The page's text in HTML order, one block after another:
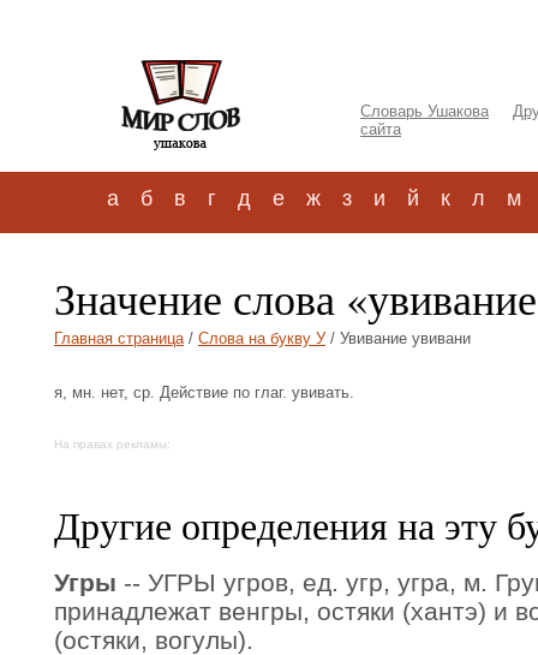
Словарь Ушакова
сайта
а б в г д е ж з и й к л м
Значение слова
Главная страница/ Слова на букву У/ Увивание увивани
я, мн. нет, ср. Действие по глаг. увивать.
На правах рекламы:
Другие определения на эту
Угры -- УГРЫ угров, ед. угр, угра, м.
принадлежат венгры, остяки (хантэ) и
(остяки, вогулы).